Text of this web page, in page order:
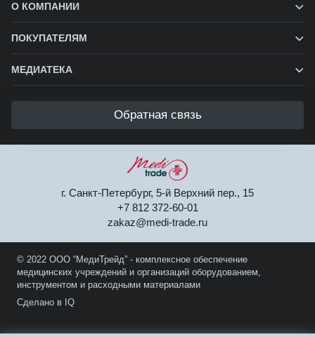
О КОМПАНИИ
ПОКУПАТЕЛЯМ
МЕДИАТЕКА
Обратная связь
г. Санкт-Петербург, 5-й Верхний пер., 15
+7 812 372-60-01
zakaz@medi-trade.ru
© 2022 ООО “МедиТрейд” - комплексное обеспечение
медицинских учреждений и организаций оборудованием,
инструментом и расходными материалами
Сделано в IQ